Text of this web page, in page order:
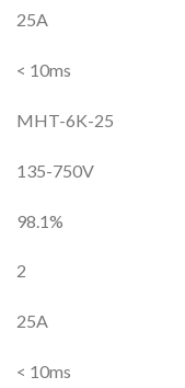
25A
< 10ms
MHT-6K-25
135-750V
98.1%
2
25A
< 10ms